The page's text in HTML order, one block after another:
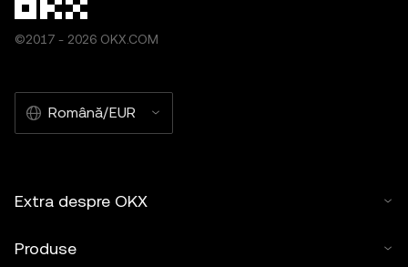
©2017 - 2026 OKX.COM
Română/EUR
Extra despre OKX
Produse